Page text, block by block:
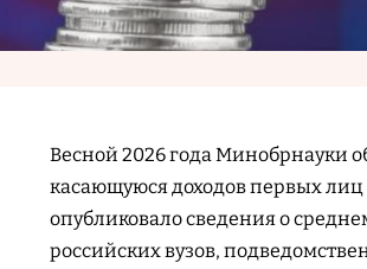
Весной 2026 года Минобрнауки
касающуюся доходов первых
опубликовало сведения о
российских вузов,